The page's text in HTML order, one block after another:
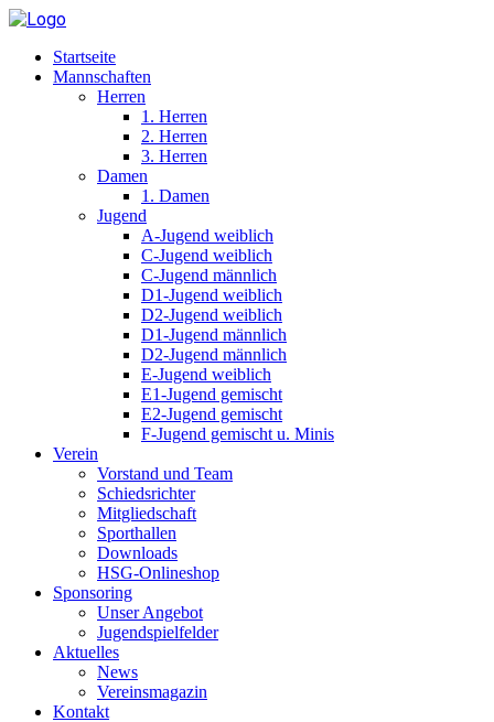
Startseite
Mannschaften
Herren
1. Herren
2. Herren
3. Herren
Damen
1. Damen
Jugend
A-Jugend weiblich
C-Jugend weiblich
C-Jugend männlich
D1-Jugend weiblich
D2-Jugend weiblich
D1-Jugend männlich
D2-Jugend männlich
E-Jugend weiblich
E1-Jugend gemischt
E2-Jugend gemischt
F-Jugend gemischt u. Minis
Verein
Vorstand und Team
Schiedsrichter
Mitgliedschaft
Sporthallen
Downloads
HSG-Onlineshop
Sponsoring
Unser Angebot
Jugendspielfelder
Aktuelles
News
Vereinsmagazin
Kontakt